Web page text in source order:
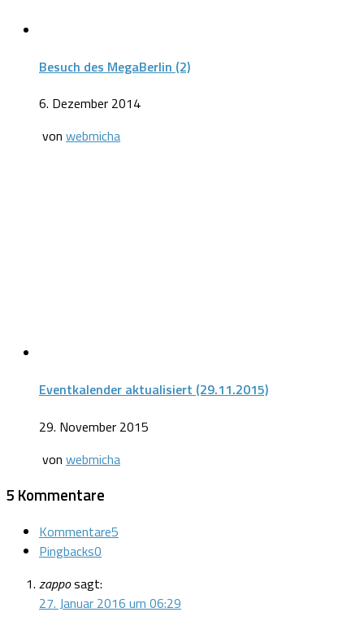
Besuch des MegaBerlin (2)
6. Dezember 2014
von webmicha
Eventkalender aktualisiert (29.11.2015)
29. November 2015
von webmicha
5 Kommentare
Kommentare5
Pingbacks0
zapposagt:
27. Januar 2016 um 06:29